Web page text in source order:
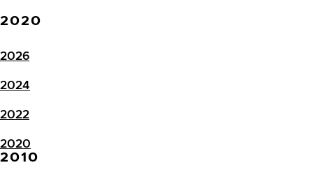
2020
2026
2024
2022
2020
2010